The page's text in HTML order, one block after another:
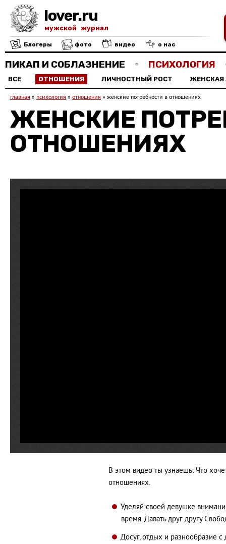
lover.ru
мужской журнал
Блогеры фото видео о нас
ПИКАП И СОБЛАЗНЕНИЕ ПСИХОЛОГИЯ
ВСЕ ОТНОШЕНИЯ ЛИЧНОСТНЫЙ РОСТ ЖЕНСКАЯ
главная » психология » отношения » женские потребности в отношениях
ЖЕНСКИЕ
ОТНОШЕНИЯХ
В этом видео ты узнаешь: Что
отношениях.
Уделяй своей девушке
время. Давать друг другу
Досуг, отдых и разнообразие